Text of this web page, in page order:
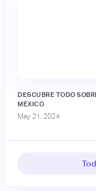
DESCUBRE TODO
MÉXICO
May 21, 2024